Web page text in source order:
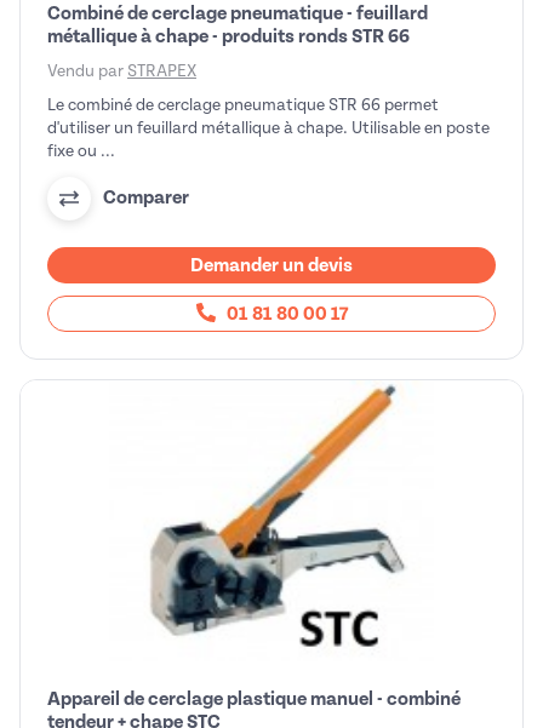
Combiné de cerclage pneumatique - feuillard
métallique à chape - produits ronds STR 66
Vendu par STRAPEX
Le combiné de cerclage pneumatique STR 66 permet
d'utiliser un feuillard métallique à chape. Utilisable en poste
fixe ou ...
Comparer
Demander un devis
01 81 80 00 17
Appareil de cerclage plastique manuel - combiné
tendeur + chape STC